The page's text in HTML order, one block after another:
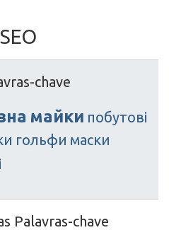
chave
майки побутові
гольфи маски
Palavras-chave